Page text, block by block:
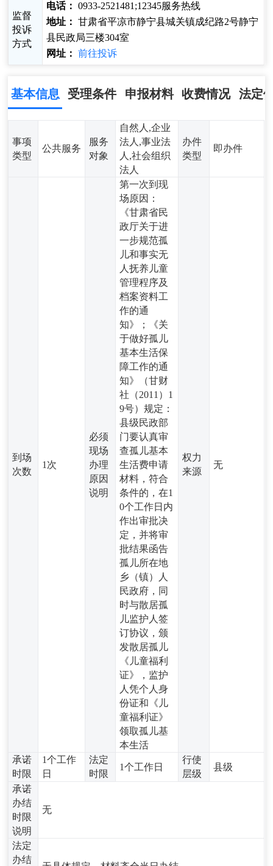
监督
投诉
方式
电话： 0933-2521481;12345服务热线
地址： 甘肃省平凉市静宁县城关镇成纪路2号静宁
县民政局三楼304室
网址： 前往投诉
基本信息 受理条件 申报材料 收费情况 法定
事项
类型
公共服务
服务
对象
自然人,企业
法人,事业法
人,社会组织
法人
办件
类型
即办件
到场
次数
1次
必须
现场
办理
原因
说明
第一次到现
场原因：
《甘肃省民
政厅关于进
一步规范孤
儿和事实无
人抚养儿童
管理程序及
档案资料工
作的通
知》；《关
于做好孤儿
基本生活保
障工作的通
知》（甘财
社（2011）1
9号）规定：
县级民政部
门要认真审
查孤儿基本
生活费申请
材料，符合
条件的，在1
0个工作日内
作出审批决
定，并将审
批结果函告
孤儿所在地
乡（镇）人
民政府，同
时与散居孤
儿监护人签
订协议，颁
发散居孤儿
《儿童福利
证》，监护
人凭个人身
份证和《儿
童福利证》
领取孤儿基
本生活
权力
来源
无
承诺
时限
1个工作
日
法定
时限
1个工作日
行使
层级
县级
承诺
办结
时限
说明
无
法定
办结